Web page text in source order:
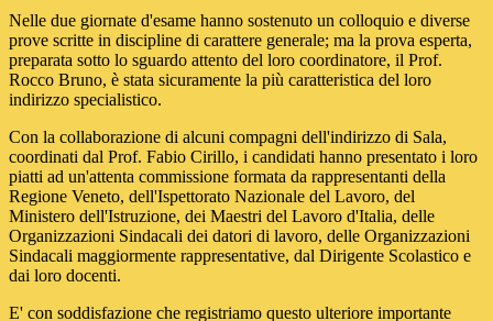
Nelle due giornate d'esame hanno sostenuto un colloquio e diverse
prove scritte in discipline di carattere generale; ma la prova esperta,
preparata sotto lo sguardo attento del loro coordinatore, il Prof.
Rocco Bruno, è stata sicuramente la più caratteristica del loro
indirizzo specialistico.
Con la collaborazione di alcuni compagni dell'indirizzo di Sala,
coordinati dal Prof. Fabio Cirillo, i candidati hanno presentato i loro
piatti ad un'attenta commissione formata da rappresentanti della
Regione Veneto, dell'Ispettorato Nazionale del Lavoro, del
Ministero dell'Istruzione, dei Maestri del Lavoro d'Italia, delle
Organizzazioni Sindacali dei datori di lavoro, delle Organizzazioni
Sindacali maggiormente rappresentative, dal Dirigente Scolastico e
dai loro docenti.
E' con soddisfazione che registriamo questo ulteriore importante